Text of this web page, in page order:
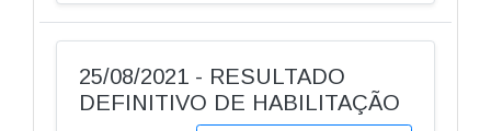
25/08/2021 - RESULTADO
DEFINITIVO DE HABILITAÇÃO